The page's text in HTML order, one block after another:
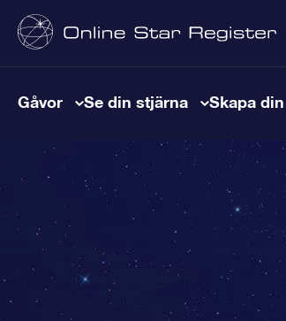
Gåvor Se din stjärna Skapa